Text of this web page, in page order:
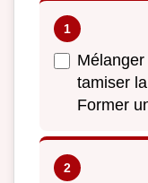
tamiser
Former